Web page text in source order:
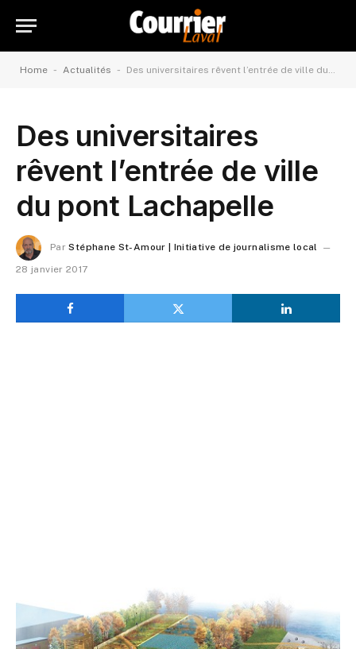
Home - Actualités - Des universitaires rêvent l’entrée de ville du pont Lachapelle
Des universitaires
rêvent l’entrée de ville
du pont Lachapelle
Par Stéphane St-Amour | Initiative de journalisme local
28 janvier 2017